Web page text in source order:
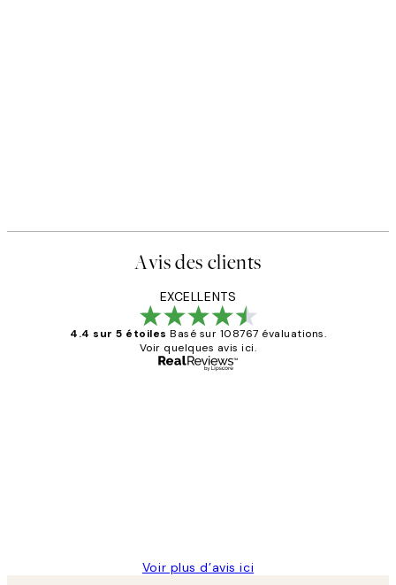
Avis des clients
EXCELLENTS
4.4 sur 5 étoiles Basé sur 108767 évaluations.
Voir quelques avis ici.
Voir plus d’avis ici